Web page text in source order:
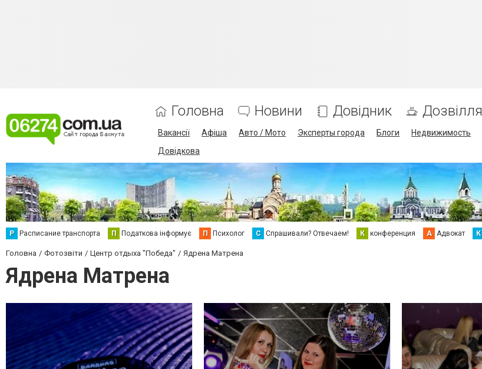
Головна Новини Довідник Дозвілля
Вакансії Афіша Авто / Мото Эксперты города Блоги Недвижимость
Довідкова
Р Расписание транспорта П Податкова інформує П Психолог С Спрашивали? Отвечаем! К конференция А Адвокат К
Головна Фотозвіти Центр отдыха "Победа" Ядрена Матрена
Ядрена Матрена